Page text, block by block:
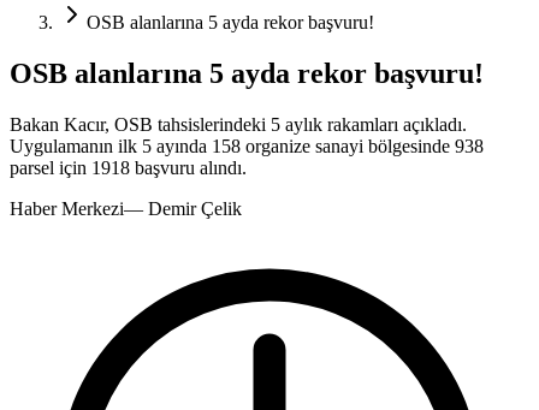
OSB alanlarına 5 ayda rekor başvuru!
OSB alanlarına 5 ayda rekor başvuru!
Bakan Kacır, OSB tahsislerindeki 5 aylık rakamları açıkladı.
Uygulamanın ilk 5 ayında 158 organize sanayi bölgesinde 938
parsel için 1918 başvuru alındı.
Haber Merkezi— Demir Çelik